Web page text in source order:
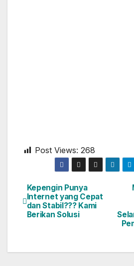
Post Views: 268
Kepengin Punya
Internet yang Cepat
dan Stabil??? Kami
Berikan Solusi